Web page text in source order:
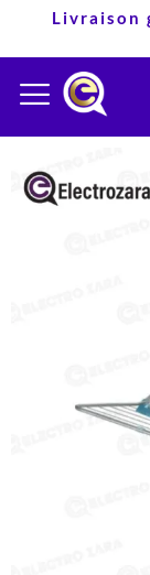
contenu
Livraison